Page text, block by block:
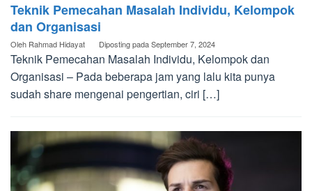
Teknik Pemecahan Masalah Individu, Kelompok
dan Organisasi
Oleh Rahmad Hidayat Diposting padaSeptember 7, 2024
Teknik Pemecahan Masalah Individu, Kelompok dan
Organisasi – Pada beberapa jam yang lalu kita punya
sudah share mengenai pengertian, ciri […]